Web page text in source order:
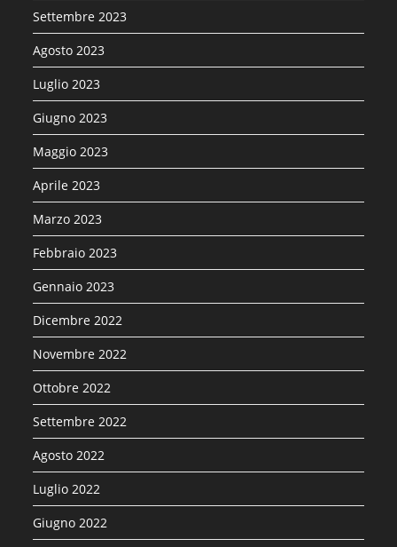
Settembre 2023
Agosto 2023
Luglio 2023
Giugno 2023
Maggio 2023
Aprile 2023
Marzo 2023
Febbraio 2023
Gennaio 2023
Dicembre 2022
Novembre 2022
Ottobre 2022
Settembre 2022
Agosto 2022
Luglio 2022
Giugno 2022